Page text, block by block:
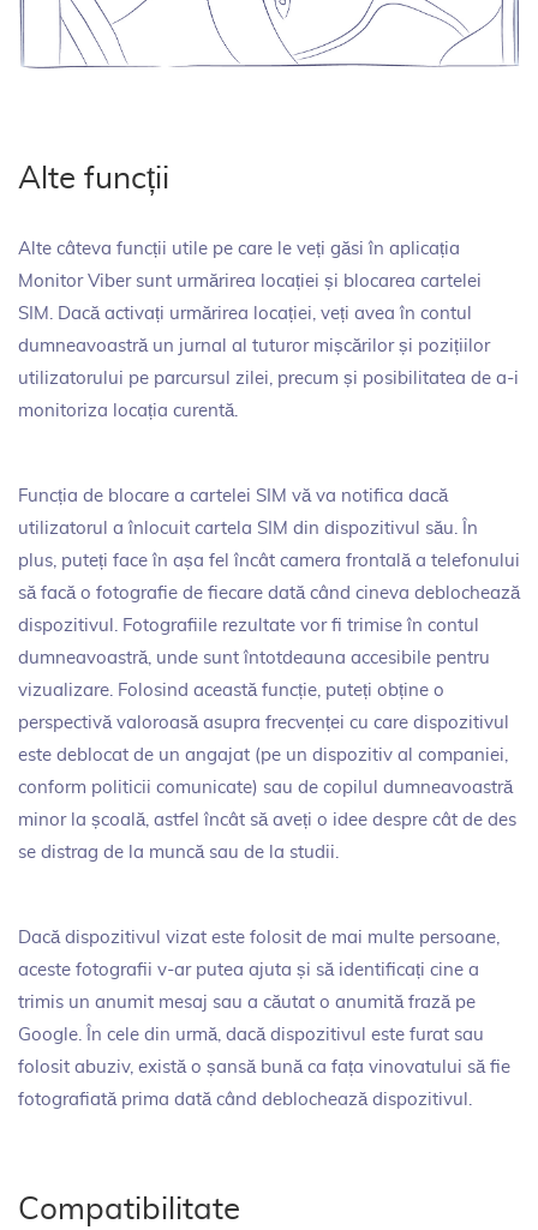
Alte funcții
Alte câteva funcții utile pe care le veți găsi în aplicația
Monitor Viber sunt urmărirea locației și blocarea cartelei
SIM. Dacă activați urmărirea locației, veți avea în contul
dumneavoastră un jurnal al tuturor mișcărilor și pozițiilor
utilizatorului pe parcursul zilei, precum și posibilitatea de a-i
monitoriza locația curentă.
Funcția de blocare a cartelei SIM vă va notifica dacă
utilizatorul a înlocuit cartela SIM din dispozitivul său. În
plus, puteți face în așa fel încât camera frontală a telefonului
să facă o fotografie de fiecare dată când cineva deblochează
dispozitivul. Fotografiile rezultate vor fi trimise în contul
dumneavoastră, unde sunt întotdeauna accesibile pentru
vizualizare. Folosind această funcție, puteți obține o
perspectivă valoroasă asupra frecvenței cu care dispozitivul
este deblocat de un angajat (pe un dispozitiv al companiei,
conform politicii comunicate) sau de copilul dumneavoastră
minor la școală, astfel încât să aveți o idee despre cât de des
se distrag de la muncă sau de la studii.
Dacă dispozitivul vizat este folosit de mai multe persoane,
aceste fotografii v-ar putea ajuta și să identificați cine a
trimis un anumit mesaj sau a căutat o anumită frază pe
Google. În cele din urmă, dacă dispozitivul este furat sau
folosit abuziv, există o șansă bună ca fața vinovatului să fie
fotografiată prima dată când deblochează dispozitivul.
Compatibilitate